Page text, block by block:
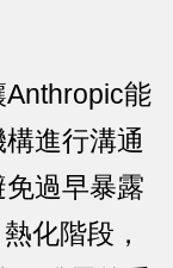
能
進行溝通
過早暴露
化階段，